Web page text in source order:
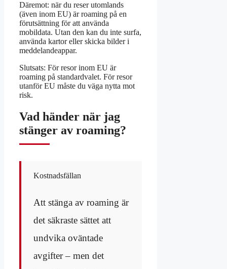
Däremot: när du reser utomlands
(även inom EU) är roaming på en
förutsättning för att använda
mobildata. Utan den kan du inte surfa,
använda kartor eller skicka bilder i
meddelandeappar.
Slutsats: För resor inom EU är
roaming på standardvalet. För resor
utanför EU måste du väga nytta mot
risk.
Vad händer när jag
stänger av roaming?
Kostnadsfällan
Att stänga av roaming är
det säkraste sättet att
undvika oväntade
avgifter – men det